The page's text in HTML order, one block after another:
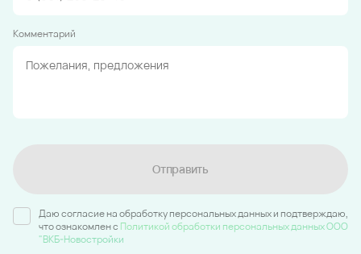
Комментарий
Отправить
Даю согласие на обработку персональных данных и подтверждаю,
что ознакомлен c Политикой обработки персональных данных ООО
"ВКБ-Новостройки